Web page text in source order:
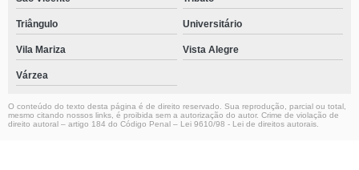
Triângulo Universitário
Vila Mariza Vista Alegre
Várzea
O conteúdo do texto desta página é de direito reservado. Sua reprodução, parcial ou total,
mesmo citando nossos links, é proibida sem a autorização do autor. Crime de violação de
direito autoral – artigo 184 do Código Penal – Lei 9610/98 - Lei de direitos autorais